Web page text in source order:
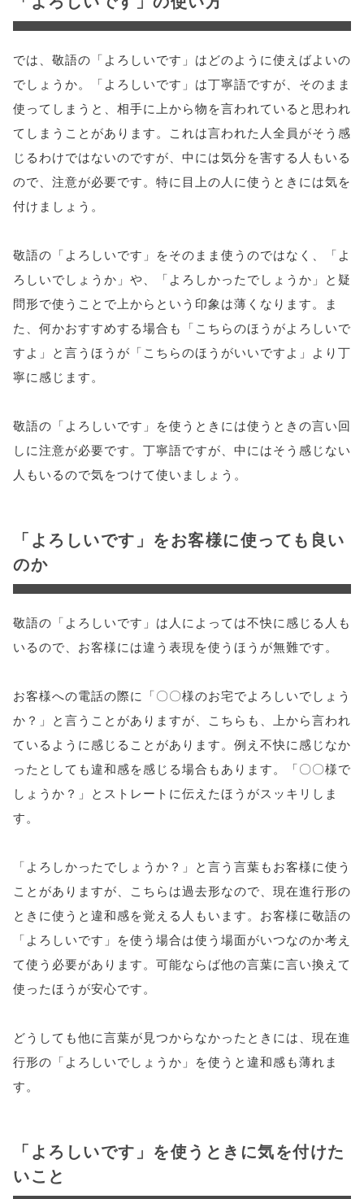
では、敬語の「よろしいです」はどのように使えばよいの
でしょうか。「よろしいです」は丁寧語ですが、そのまま
使ってしまうと、相手に上から物を言われていると思われ
てしまうことがあります。これは言われた人全員がそう感
じるわけではないのですが、中には気分を害する人もいる
ので、注意が必要です。特に目上の人に使うときには気を
付けましょう。
敬語の「よろしいです」をそのまま使うのではなく、「よ
ろしいでしょうか」や、「よろしかったでしょうか」と疑
問形で使うことで上からという印象は薄くなります。ま
た、何かおすすめする場合も「こちらのほうがよろしいで
すよ」と言うほうが「こちらのほうがいいですよ」より丁
寧に感じます。
敬語の「よろしいです」を使うときには使うときの言い回
しに注意が必要です。丁寧語ですが、中にはそう感じない
人もいるので気をつけて使いましょう。
「よろしいです」をお客様に使っても良い
のか
敬語の「よろしいです」は人によっては不快に感じる人も
いるので、お客様には違う表現を使うほうが無難です。
お客様への電話の際に「〇〇様のお宅でよろしいでしょう
か？」と言うことがありますが、こちらも、上から言われ
ているように感じることがあります。例え不快に感じなか
ったとしても違和感を感じる場合もあります。「〇〇様で
しょうか？」とストレートに伝えたほうがスッキリしま
す。
「よろしかったでしょうか？」と言う言葉もお客様に使う
ことがありますが、こちらは過去形なので、現在進行形の
ときに使うと違和感を覚える人もいます。お客様に敬語の
「よろしいです」を使う場合は使う場面がいつなのか考え
て使う必要があります。可能ならば他の言葉に言い換えて
使ったほうが安心です。
どうしても他に言葉が見つからなかったときには、現在進
行形の「よろしいでしょうか」を使うと違和感も薄れま
す。
「よろしいです」を使うときに気を付けた
いこと